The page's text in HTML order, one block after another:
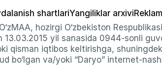
shartlariYangiliklar arxivi
hozirgi O‘zbekiston
yil sanasida 0944-sonli
qisman iqtibos keltirishga,
bo‘lgan va/yoki “Daryo” internet-